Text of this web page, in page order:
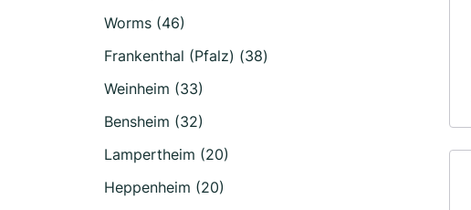
Worms (46)
Frankenthal (Pfalz) (38)
Weinheim (33)
Bensheim (32)
Lampertheim (20)
Heppenheim (20)